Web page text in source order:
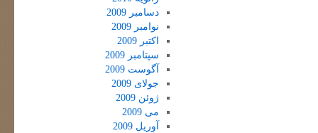
دسامبر 2009
نوامبر 2009
اکتبر 2009
سپتامبر 2009
آگوست 2009
جولای 2009
ژوئن 2009
می 2009
آوریل 2009